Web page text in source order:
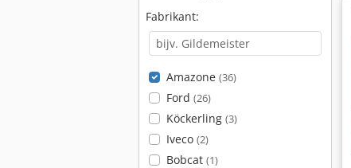
Fabrikant:
Amazone (36)
Ford (26)
Köckerling (3)
Iveco (2)
Bobcat (1)